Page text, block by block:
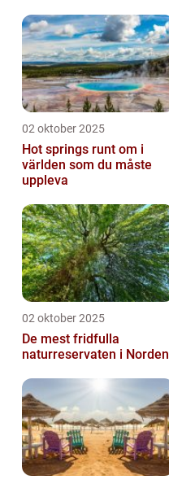
02 oktober 2025
Hot springs runt om i
världen som du måste
uppleva
02 oktober 2025
De mest fridfulla
naturreservaten i Norden